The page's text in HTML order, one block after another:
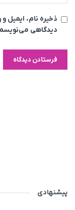
ذخیره نام، ایمیل
دیدگاهی
پیشنهادی